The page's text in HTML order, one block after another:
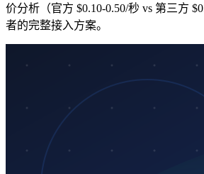
价分析（官方 $0.10-0.50/秒 vs 第三方
者的完整接入方案。